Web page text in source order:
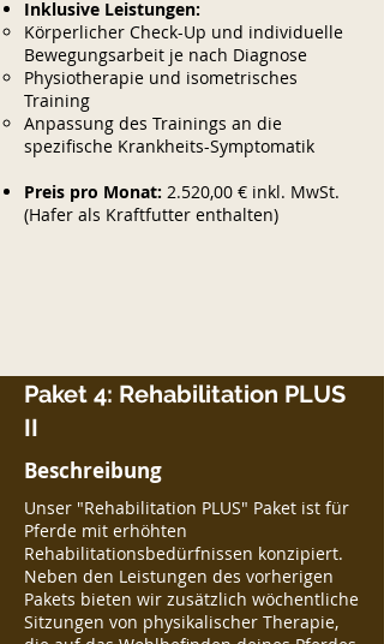
Inklusive Leistungen:
Körperlicher Check-Up und individuelle
Bewegungsarbeit je nach Diagnose
Physiotherapie und isometrisches
Training
Anpassung des Trainings an die
spezifische Krankheits-Symptomatik
Preis pro Monat: 2.520,00 € inkl. MwSt.
(Hafer als Kraftfutter enthalten)
Paket 4: Rehabilitation PLUS
II
Beschreibung
Unser "Rehabilitation PLUS" Paket ist für
Pferde mit erhöhten
Rehabilitationsbedürfnissen konzipiert.
Neben den Leistungen des vorherigen
Pakets bieten wir zusätzlich wöchentliche
Sitzungen von physikalischer Therapie,